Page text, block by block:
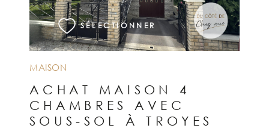
MAISON
ACHAT MAISON 4
CHAMBRES AVEC
SOUS-SOL À TROYES
SÉLECTIONNER